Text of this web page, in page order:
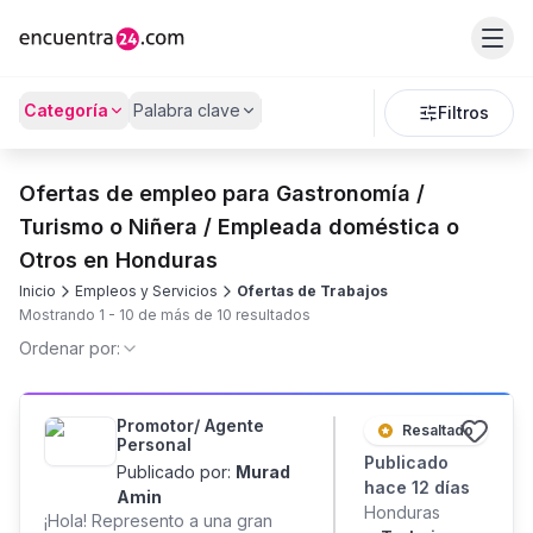
Categoría Palabra clave Filtros
Ofertas de empleo para Gastronomía /
Turismo o Niñera / Empleada doméstica o
Otros en Honduras
Inicio Empleos y Servicios
Ofertas de Trabajos
Mostrando 1 - 10 de más de 10 resultados
Ordenar por:
Promotor/ Agente
Personal
Publicado por: Murad
Amin
¡Hola! Represento a una gran
Resaltado
Publicado
hace 12 días
Honduras